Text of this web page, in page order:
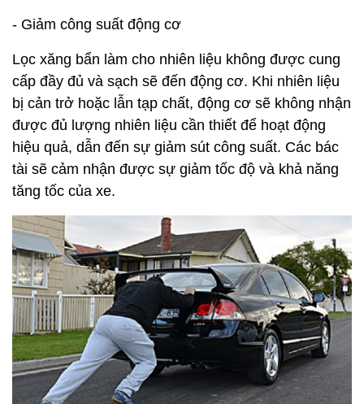
- Giảm công suất động cơ
Lọc xăng bẩn làm cho nhiên liệu không được cung
cấp đầy đủ và sạch sẽ đến động cơ. Khi nhiên liệu
bị cản trở hoặc lẫn tạp chất, động cơ sẽ không nhận
được đủ lượng nhiên liệu cần thiết để hoạt động
hiệu quả, dẫn đến sự giảm sút công suất. Các bác
tài sẽ cảm nhận được sự giảm tốc độ và khả năng
tăng tốc của xe.